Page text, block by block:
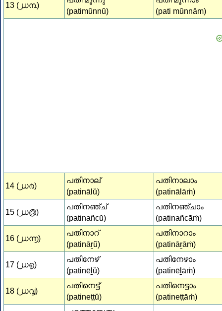
13 (൰൩)
(patimūnnŭ)
(pati mūnnām)
14 (൰൪)
പതിനാല്
(patinālŭ)
പതിനാലാം
(patinālāṁ)
15 (൰൫)
പതിനഞ്ച്
(patinañcŭ)
പതിനഞ്ചാം
(patinañcāṁ)
16 (൰൬)
പതിനാറ്
(patināṟŭ)
പതിനാറാം
(patināṟāṁ)
17 (൰൭)
പതിനേഴ്
(patinēḻŭ)
പതിനേഴാം
(patinēḻāṁ)
18 (൰൮)
പതിനെട്ട്
(patineṭṭŭ)
പതിനെട്ടാം
(patineṭṭāṁ)